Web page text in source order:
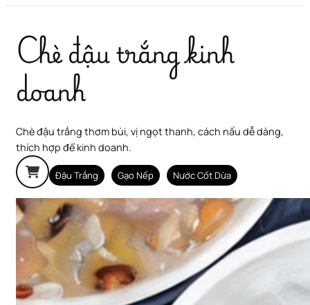
Chè đậu trắng kinh
doanh
Chè đậu trắng thơm bùi, vị ngọt thanh, cách nấu dễ dàng,
thích hợp để kinh doanh.
Đậu Trắng Gạo Nếp Nước Cốt Dừa